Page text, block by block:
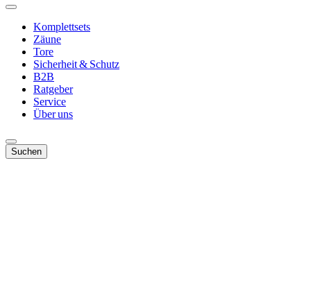
Komplettsets
Zäune
Tore
Sicherheit & Schutz
B2B
Ratgeber
Service
Über uns
Suchen